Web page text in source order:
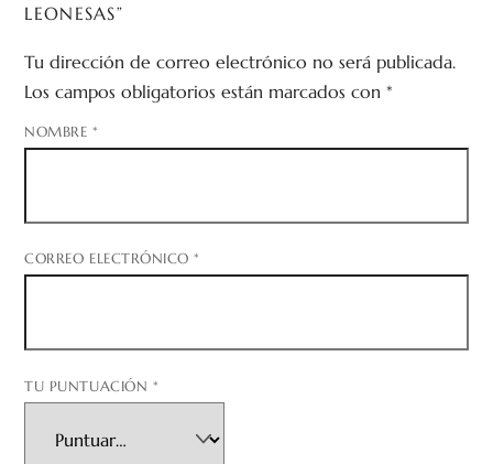
LEONESAS”
Tu dirección de correo electrónico no será publicada.
Los campos obligatorios están marcados con*
NOMBRE *
CORREO ELECTRÓNICO*
TU PUNTUACIÓN *